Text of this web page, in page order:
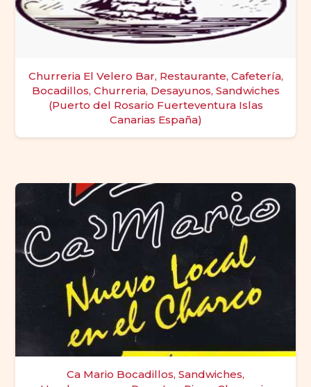
Churreria El Velero Bar, Restaurante, Cafetería,
Bocadillos, Churreria, Desayunos, Sandwiches
(Puerto del Rosario Fuerteventura Islas
Canarias España)
Ca Mario Bocadillos, Sandwiches,